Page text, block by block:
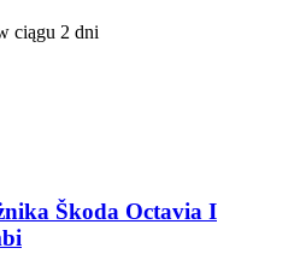
ciągu 2 dni
Škoda Octavia I